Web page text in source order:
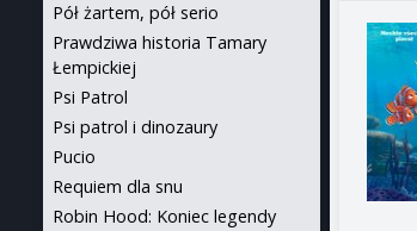
Pół żartem, pół serio
Prawdziwa historia Tamary
Łempickiej
Psi Patrol
Psi patrol i dinozaury
Pucio
Requiem dla snu
Robin Hood: Koniec legendy